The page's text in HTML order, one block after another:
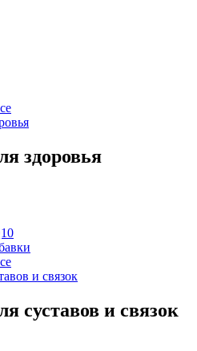
здоровья
и связок
суставов и связок